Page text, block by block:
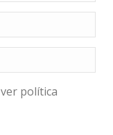
ver política